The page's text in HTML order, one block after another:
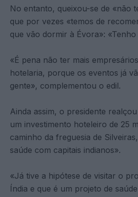
No entanto, queixou-se de «não
que por vezes «temos de
que vão dormir à Évora»: «Tenho
«É pena não ter mais
hotelaria, porque os eventos já
gente», complementou o edil.
Ainda assim, o presidente
um investimento hoteleiro de 25
caminho da freguesia de
saúde com capitais indianos».
«Já tive a hipótese de visitar o
Índia e que é um projeto de